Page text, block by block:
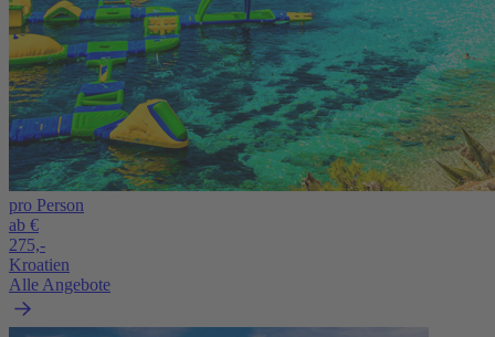
pro Person
ab €
275,-
Kroatien
Alle Angebote